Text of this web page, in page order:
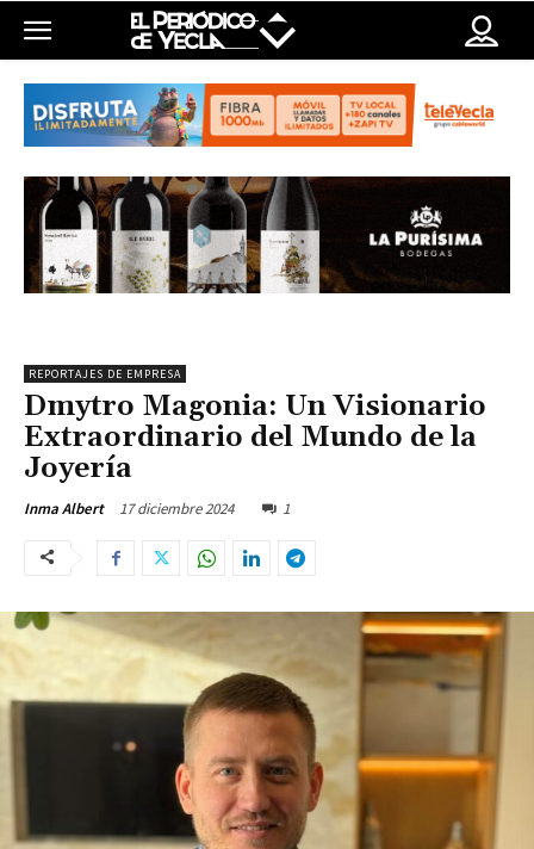
REPORTAJES DE EMPRESA
Dmytro Magonia: Un Visionario
Extraordinario del Mundo de la
Joyería
Inma Albert 17 diciembre 2024 1